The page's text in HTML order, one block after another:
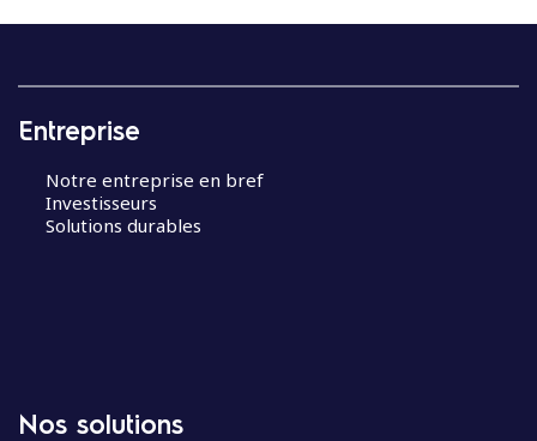
Entreprise
Notre entreprise en bref
Investisseurs
Solutions durables
Nos solutions